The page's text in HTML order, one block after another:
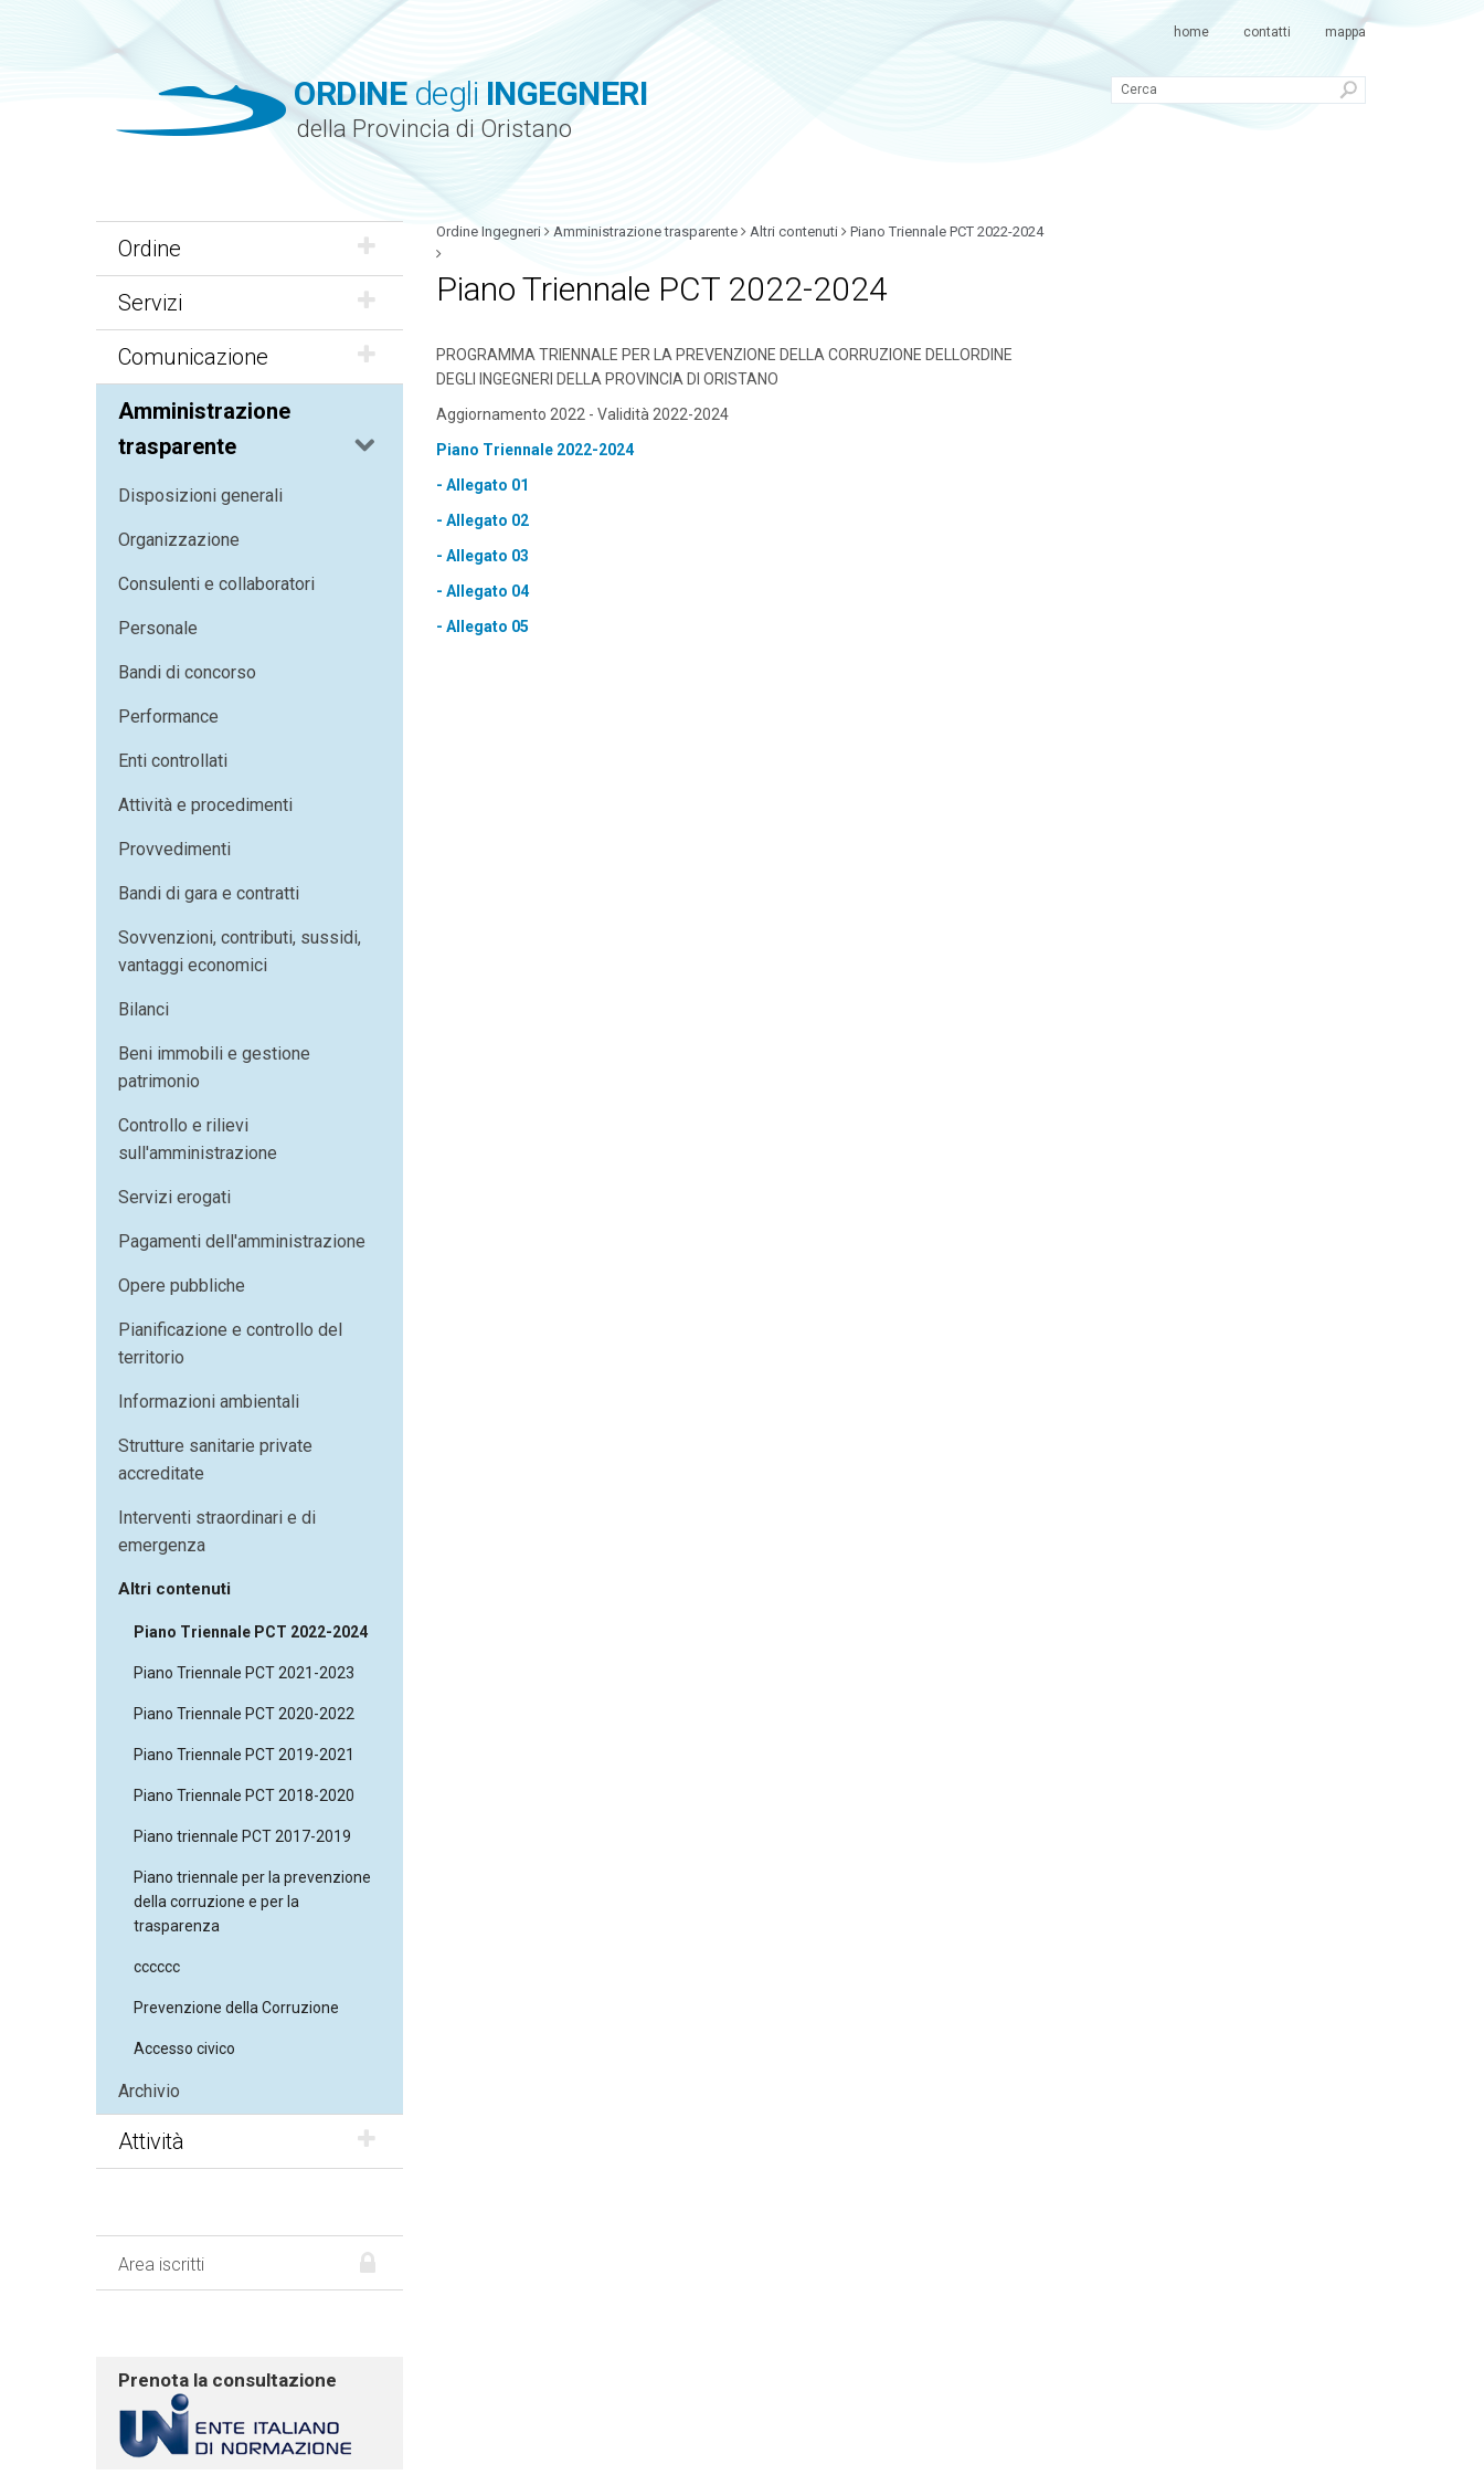
ORDINEdegli INGEGNERI
della Provincia di Oristano
home contatti mappa
Ordine
Servizi
Comunicazione
Amministrazione
trasparente
Disposizioni generali
Organizzazione
Consulenti e collaboratori
Personale
Bandi di concorso
Performance
Enti controllati
Attività e procedimenti
Provvedimenti
Bandi di gara e contratti
Sovvenzioni, contributi, sussidi,
vantaggi economici
Bilanci
Beni immobili e gestione
patrimonio
Controllo e rilievi
sull'amministrazione
Servizi erogati
Pagamenti dell'amministrazione
Opere pubbliche
Pianificazione e controllo del
territorio
Informazioni ambientali
Strutture sanitarie private
accreditate
Interventi straordinari e di
emergenza
Altri contenuti
Piano Triennale PCT 2022-2024
Piano Triennale PCT 2021-2023
Piano Triennale PCT 2020-2022
Piano Triennale PCT 2019-2021
Piano Triennale PCT 2018-2020
Piano triennale PCT 2017-2019
Piano triennale per la prevenzione
della corruzione e per la
trasparenza
cccccc
Prevenzione della Corruzione
Accesso civico
Archivio
Attività
Area iscritti
Prenota la consultazione
Ordine Ingegneri Amministrazione trasparente Altri contenuti Piano Triennale PCT 2022-2024
Piano Triennale PCT 2022-2024
PROGRAMMA TRIENNALE PER LA PREVENZIONE DELLA CORRUZIONE DELLORDINE
DEGLI INGEGNERI DELLA PROVINCIA DI ORISTANO
Aggiornamento 2022 - Validità 2022-2024
Piano Triennale 2022-2024
- Allegato 01
- Allegato 02
- Allegato 03
- Allegato 04
- Allegato 05